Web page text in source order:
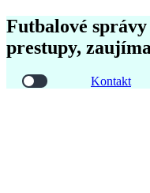
Futbalové
prestupy,
Kontakt